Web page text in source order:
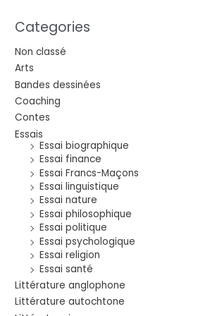
Categories
Non classé
Arts
Bandes dessinées
Coaching
Contes
Essais
Essai biographique
Essai finance
Essai Francs-Maçons
Essai linguistique
Essai nature
Essai philosophique
Essai politique
Essai psychologique
Essai religion
Essai santé
Littérature anglophone
Littérature autochtone